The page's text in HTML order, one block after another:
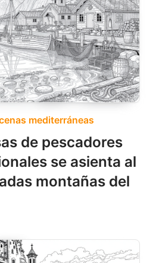
mediterráneas
de pescadores
se asienta al
montañas del